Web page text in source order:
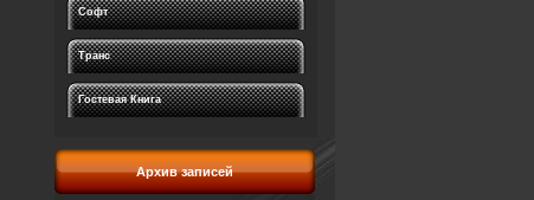
Софт
Транс
Гостевая Книга
Архив записей